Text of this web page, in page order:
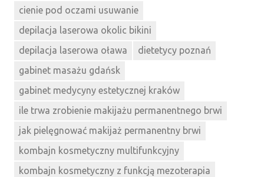
cienie pod oczami usuwanie
depilacja laserowa okolic bikini
depilacja laserowa oława
dietetycy poznań
gabinet masażu gdańsk
gabinet medycyny estetycznej kraków
ile trwa zrobienie makijażu permanentnego brwi
jak pielęgnować makijaż permanentny brwi
kombajn kosmetyczny multifunkcyjny
kombajn kosmetyczny z funkcją mezoterapia